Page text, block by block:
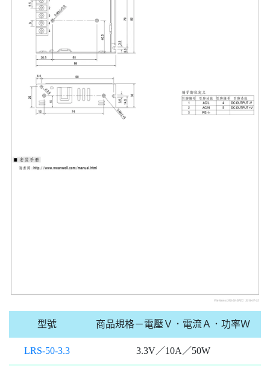
型號 商品規格－電壓Ｖ．電流Ａ．功率Ｗ
LRS-50-3.3 3.3V／10A／50W